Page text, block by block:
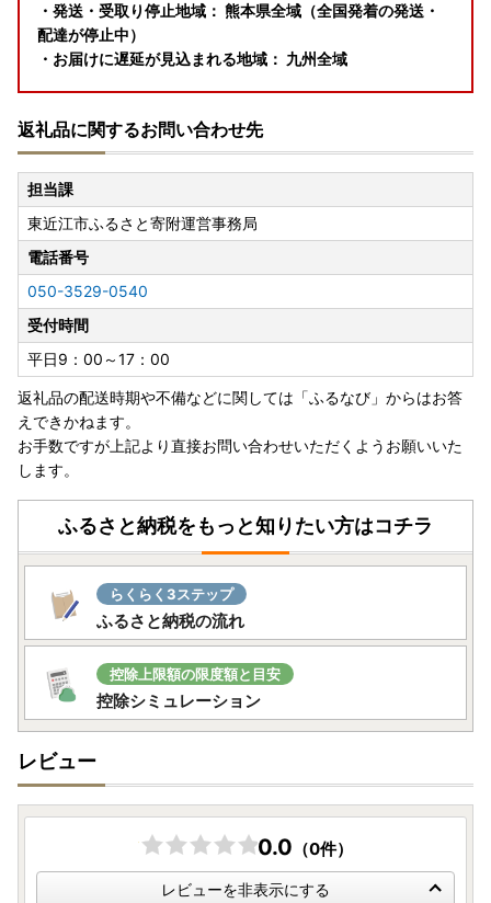
・発送・受取り停止地域： 熊本県全域（全国発着の発送・
配達が停止中）
・お届けに遅延が見込まれる地域： 九州全域
順次発送の手続きを進めておりますが、該当地域へのお届
け、および該当地域からの発送を伴う返礼品につきまして
は、ご案内している発送目安よりもお時間をいただく可能性
がございます。
安全が確認され次第、配送会社にて順次集配が再開される予
定です。
寄附者の皆様にはご迷惑をおかけいたしますが、ご理解とご
了承のほど何卒よろしくお願い申し上げます。
【ヤマト運輸からのご案内】
https://www.yamato-hd.co.jp/important/info_260728_
2.html?_gl=1*pqch3c*_gcl_au*MTM2NjYzNTE5OC4xN
zg1Mjc5NzU5
お盆期間中も、通常通り寄附受付を行っております。
返礼品発送は、事業者によって対応が異なりますため、
あらかじめご了承のほどお願いいたします。
《8月6日(木)～8月16日(日)受付分》
お盆明けの8月17日(月)より順次発送いたします。
《お問い合わせ窓口 営業日》
8/5(水)〜8/7(金)、8/10(月)、8/12(水)、8/17(月)以降
※お問い合わせメールについて、営業日に順次対応いたしま
す。お急ぎの場合は営業日にお電話にてご連絡ください。
詳しくは『自治体情報』の『最新情報』をご覧ください。
返礼品に関するお問い合わせ先
担当課
東近江市ふるさと寄附運営事務局
電話番号
050-3529-0540
受付時間
平日9：00～17：00
返礼品の配送時期や不備などに関しては「ふるなび」からはお答
えできかねます。
お手数ですが上記より直接お問い合わせいただくようお願いいた
します。
ふるさと納税をもっと知りたい方はコチラ
らくらく3ステップ
ふるさと納税の流れ
控除上限額の限度額と目安
控除シミュレーション
レビュー
0.0 （0件）
レビューを非表示にする